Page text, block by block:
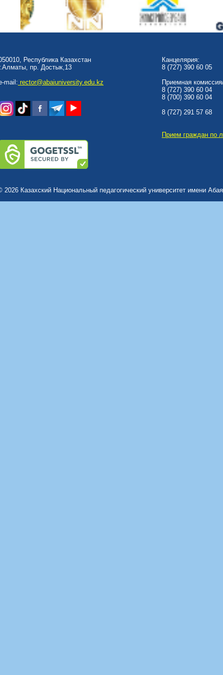
Республика Казахстан
пр. Достык,13
mail: rector@abaiuniversity.edu.kz
Канцелярия:
8 (727) 390 60 05
Приемная
8 (727) 390 60 04
8 (700) 390 60 04
8 (727) 291 57 68
Прием граждан по
2026 Казахский Национальный педагогический университет имени Абая